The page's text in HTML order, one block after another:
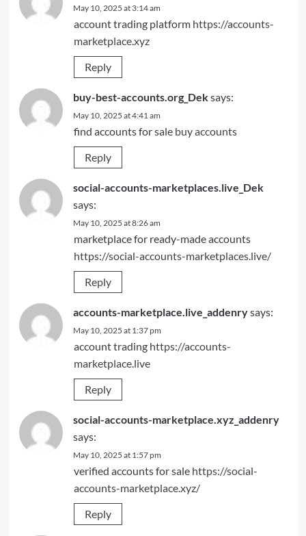
May 10, 2025 at 3:14 am
account trading platform https://accounts-
marketplace.xyz
Reply
buy-best-accounts.org_Deksays:
May 10, 2025 at 4:41 am
find accounts for sale buy accounts
Reply
social-accounts-marketplaces.live_Dek
says:
May 10, 2025 at 8:26 am
marketplace for ready-made accounts
https://social-accounts-marketplaces.live/
Reply
accounts-marketplace.live_addenrysays:
May 10, 2025 at 1:37 pm
account trading https://accounts-
marketplace.live
Reply
social-accounts-marketplace.xyz_addenry
says:
May 10, 2025 at 1:57 pm
verified accounts for sale https://social-
accounts-marketplace.xyz/
Reply